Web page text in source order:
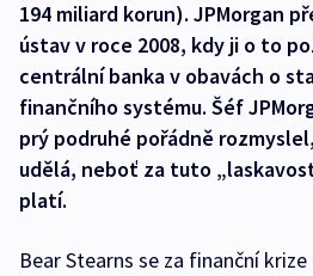
194 miliard korun). JPMorgan
ústav v roce 2008, kdy ji o to
centrální banka v obavách o
finančního systému. Šéf
prý podruhé pořádně
udělá, neboť za tuto
platí.
Bear Stearns se za finanční